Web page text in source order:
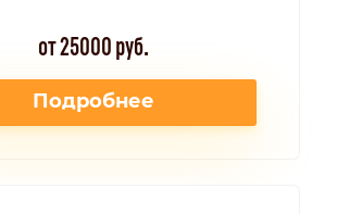
от 25000 руб.
Подробнее